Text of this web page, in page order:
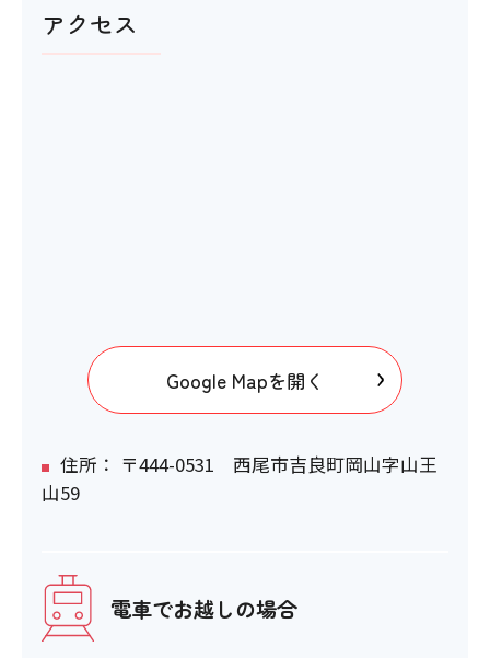
アクセス
Google Mapを開く
住所： 〒444-0531 西尾市吉良町岡山字山王
山59
電車でお越しの場合